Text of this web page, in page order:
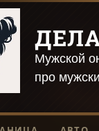
Мужской
про